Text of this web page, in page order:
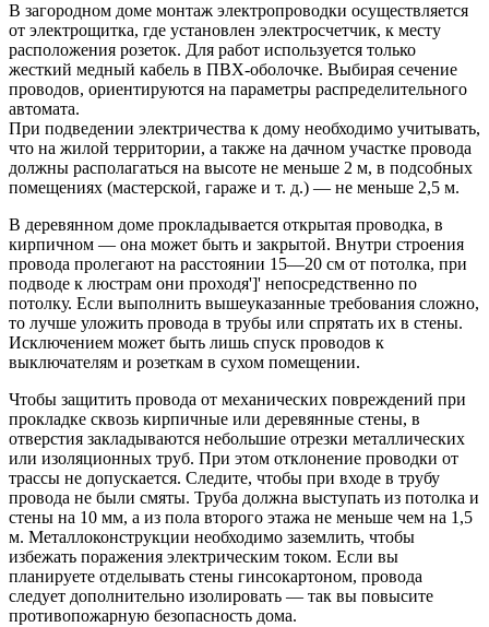
В загородном доме монтаж электропроводки осуществляется
от электрощитка, где установлен электросчетчик, к месту
расположения розеток. Для работ используется только
жесткий медный кабель в ПВХ-оболочке. Выбирая сечение
проводов, ориентируются на параметры распределительного
автомата.
При подведении электричества к дому необходимо учитывать,
что на жилой территории, а также на дачном участке провода
должны располагаться на высоте не меньше 2 м, в подсобных
помещениях (мастерской, гараже и т. д.) — не меньше 2,5 м.
В деревянном доме прокладывается открытая проводка, в
кирпичном — она может быть и закрытой. Внутри строения
провода пролегают на расстоянии 15—20 см от потолка, при
подводе к люстрам они проходя']' непосредственно по
потолку. Если выполнить вышеуказанные требования сложно,
то лучше уложить провода в трубы или спрятать их в стены.
Исключением может быть лишь спуск проводов к
выключателям и розеткам в сухом помещении.
Чтобы защитить провода от механических повреждений при
прокладке сквозь кирпичные или деревянные стены, в
отверстия закладываются небольшие отрезки металлических
или изоляционных труб. При этом отклонение проводки от
трассы не допускается. Следите, чтобы при входе в трубу
провода не были смяты. Труба должна выступать из потолка и
стены на 10 мм, а из пола второго этажа не меньше чем на 1,5
м. Металлоконструкции необходимо заземлить, чтобы
избежать поражения электрическим током. Если вы
планируете отделывать стены гинсокартоном, провода
следует дополнительно изолировать — так вы повысите
противопожарную безопасность дома.